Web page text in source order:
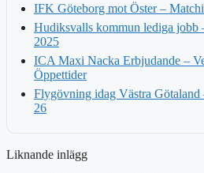
IFK Göteborg mot Öster –
Hudiksvalls kommun lediga jobb
2025
ICA Maxi Nacka Erbjudande –
Öppettider
Flygövning idag Västra
26
Liknande inlägg